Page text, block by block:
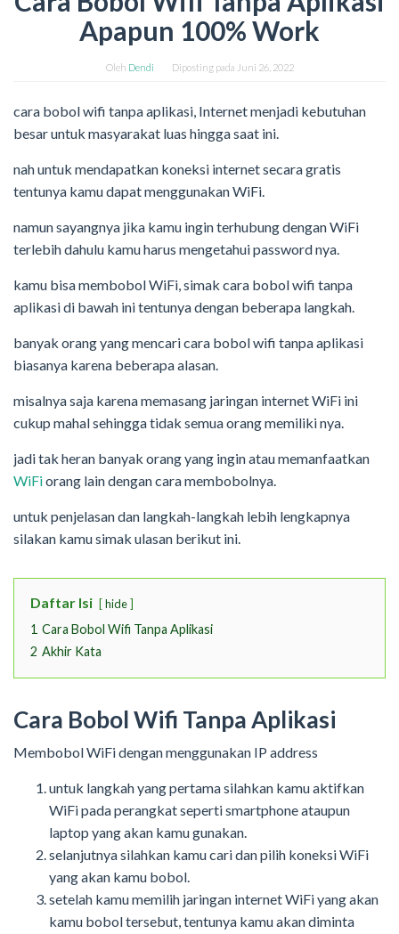
Apapun 100% Work
Oleh Dendi Diposting pada Juni 26, 2022
cara bobol wifi tanpa aplikasi, Internet menjadi kebutuhan
besar untuk masyarakat luas hingga saat ini.
nah untuk mendapatkan koneksi internet secara gratis
tentunya kamu dapat menggunakan WiFi.
namun sayangnya jika kamu ingin terhubung dengan WiFi
terlebih dahulu kamu harus mengetahui password nya.
kamu bisa membobol WiFi, simak cara bobol wifi tanpa
aplikasi di bawah ini tentunya dengan beberapa langkah.
banyak orang yang mencari cara bobol wifi tanpa aplikasi
biasanya karena beberapa alasan.
misalnya saja karena memasang jaringan internet WiFi ini
cukup mahal sehingga tidak semua orang memiliki nya.
jadi tak heran banyak orang yang ingin atau memanfaatkan
WiFiorang lain dengan cara membobolnya.
untuk penjelasan dan langkah-langkah lebih lengkapnya
silakan kamu simak ulasan berikut ini.
Daftar Isi hide
1 Cara Bobol Wifi Tanpa Aplikasi
2 Akhir Kata
Cara Bobol Wifi Tanpa Aplikasi
Membobol WiFi dengan menggunakan IP address
untuk langkah yang pertama silahkan kamu aktifkan
WiFi pada perangkat seperti smartphone ataupun
laptop yang akan kamu gunakan.
selanjutnya silahkan kamu cari dan pilih koneksi WiFi
yang akan kamu bobol.
setelah kamu memilih jaringan internet WiFi yang akan
kamu bobol tersebut, tentunya kamu akan diminta